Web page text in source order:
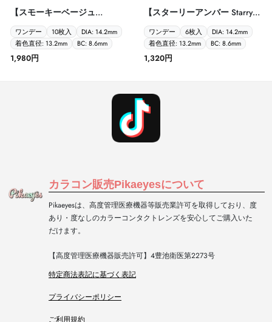
【スモーキーベージュ
SMOKEY BEIGE LILMOON リ
ルムーン ワンデー 10枚入】
ワンデー 10枚入
DIA: 14.2mm
着色直径: 13.2mm
BC: 8.6mm
1,980円
【スターリーアンバー Starry
Amber Barrieyes 1dayバーリー
アイズ クラシックシリーズ 6
枚入】
ワンデー 6枚入
DIA: 14.2mm
着色直径: 13.2mm
BC: 8.6mm
1,320円
カラコン販売Pikaeyesについて
Pikaeyesは、高度管理医療機器等販売業許可を取得しており、度
あり・度なしのカラーコンタクトレンズを安心してご購入いた
だけます。
【高度管理医療機器販売許可】4豊池衛医第2273号
特定商法表記に基づく表記
プライバシーポリシー
ご利用規約